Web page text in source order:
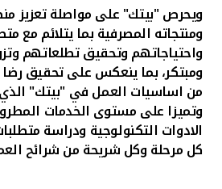
ويحرص "بيتك" على مواصلة تعزيز
ومنتجاته المصرفية بما يتلائم مع
واحتياجاتهم وتحقيق تطلعاتهم
ومبتكر، بما ينعكس على تحقيق
من اساسيات العمل في "بيتك"
وتميزا على مستوى الخدمات
الادوات التكنولوجية ودراسة
كل مرحلة وكل شريحة من شرائح